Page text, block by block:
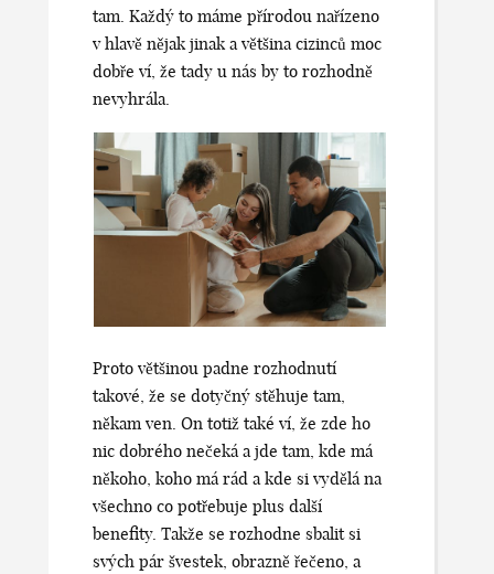
tam. Každý to máme přírodou nařízeno
v hlavě nějak jinak a většina cizinců moc
dobře ví, že tady u nás by to rozhodně
nevyhrála.
Proto většinou padne rozhodnutí
takové, že se dotyčný stěhuje tam,
někam ven. On totiž také ví, že zde ho
nic dobrého nečeká a jde tam, kde má
někoho, koho má rád a kde si vydělá na
všechno co potřebuje plus další
benefity. Takže se rozhodne sbalit si
svých pár švestek, obrazně řečeno, a